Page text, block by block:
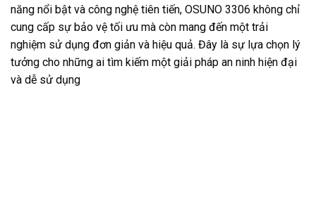
năng nổi bật và công nghệ tiên tiến, OSUNO 3306 không chỉ
cung cấp sự bảo vệ tối ưu mà còn mang đến một trải
nghiệm sử dụng đơn giản và hiệu quả. Đây là sự lựa chọn lý
tưởng cho những ai tìm kiếm một giải pháp an ninh hiện đại
và dễ sử dụng